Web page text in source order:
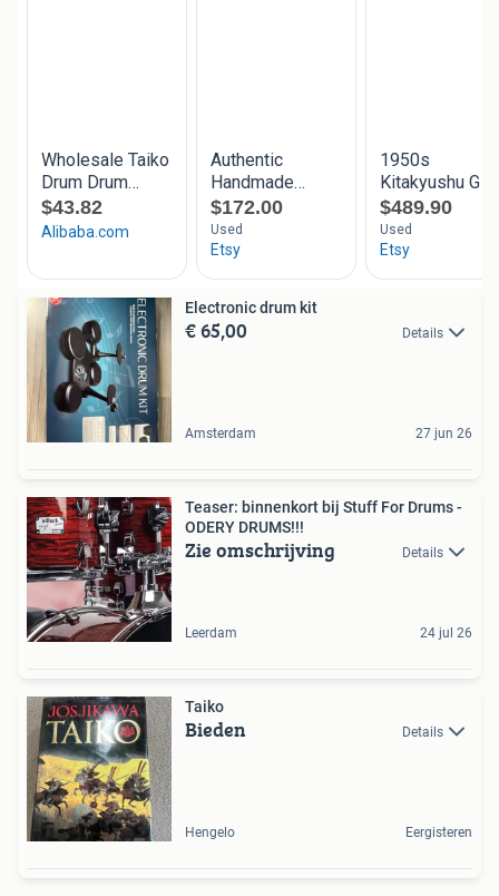
Electronic drum kit
€ 65,00 Details
Amsterdam 27 jun 26
Teaser: binnenkort bij Stuff For Drums -
ODERY DRUMS!!!
Zie omschrijving Details
Leerdam 24 jul 26
Taiko
Bieden Details
Hengelo Eergisteren